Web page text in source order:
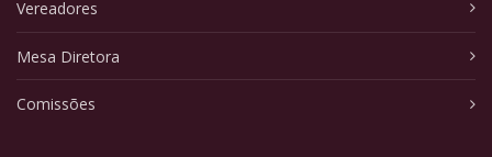
Vereadores
Mesa Diretora
Comissões